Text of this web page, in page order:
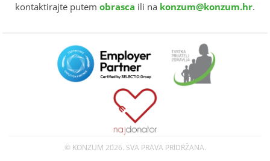
kontaktirajte putem obrasca ili na konzum@konzum.hr.
© KONZUM 2026. SVA PRAVA PRIDRŽANA.